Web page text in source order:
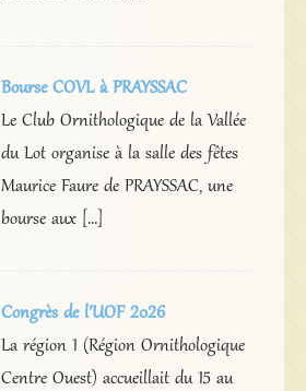
Bourse COVL à PRAYSSAC
Le Club Ornithologique de la Vallée
du Lot organise à la salle des fêtes
Maurice Faure de PRAYSSAC, une
bourse aux […]
Congrès de l’UOF 2026
La région 1 (Région Ornithologique
Centre Ouest) accueillait du 15 au